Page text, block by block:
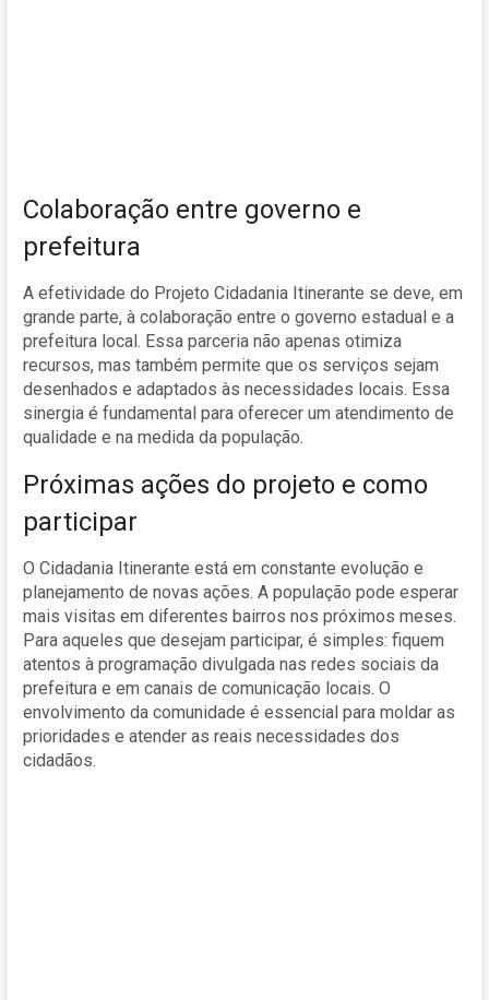
Colaboração entre governo e
prefeitura
A efetividade do Projeto Cidadania Itinerante se deve, em
grande parte, à colaboração entre o governo estadual e a
prefeitura local. Essa parceria não apenas otimiza
recursos, mas também permite que os serviços sejam
desenhados e adaptados às necessidades locais. Essa
sinergia é fundamental para oferecer um atendimento de
qualidade e na medida da população.
Próximas ações do projeto e como
participar
O Cidadania Itinerante está em constante evolução e
planejamento de novas ações. A população pode esperar
mais visitas em diferentes bairros nos próximos meses.
Para aqueles que desejam participar, é simples: fiquem
atentos à programação divulgada nas redes sociais da
prefeitura e em canais de comunicação locais. O
envolvimento da comunidade é essencial para moldar as
prioridades e atender as reais necessidades dos
cidadãos.